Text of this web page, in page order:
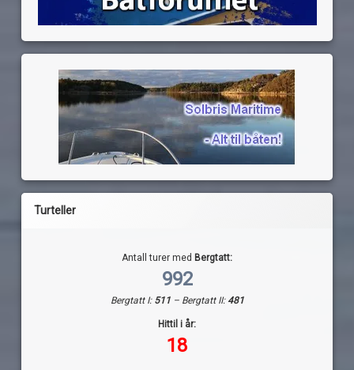
Turteller
Antall turer med Bergtatt:
992
Bergtatt I: 511 – Bergtatt II:481
Hittil i år:
18